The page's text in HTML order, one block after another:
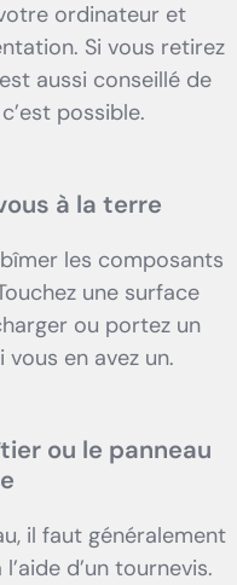
ordinateur et
Si vous retirez
aussi conseillé de
possible.
à la terre
les composants
une surface
ou portez un
en avez un.
ou le panneau
il faut généralement
d’un tournevis.